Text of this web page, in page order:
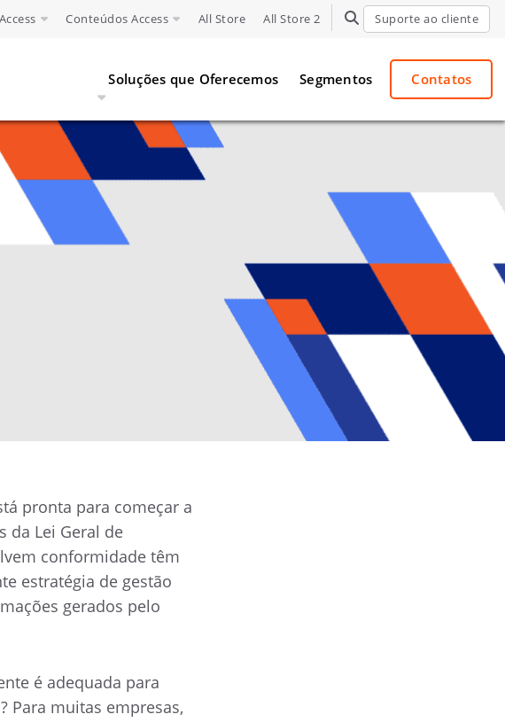
Conteúdos Access All Store All Store 2 TOGGLE SEARCH
Suporte ao cliente
Soluções que Oferecemos Segmentos Contatos
pronta para começar a
da Lei Geral de
conformidade têm
estratégia de gestão
gerados pelo
é adequada para
Para muitas empresas,